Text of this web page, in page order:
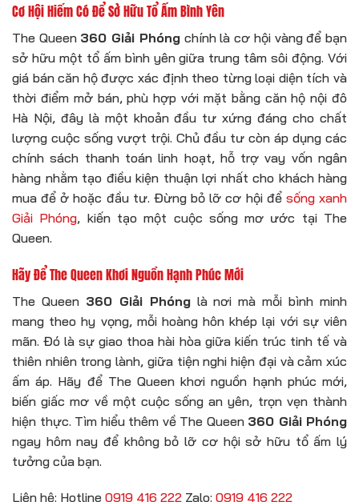
Cơ Hội Hiếm Có Để Sở Hữu Tổ Ấm Bình Yên
The Queen 360 Giải Phóngchính là cơ hội vàng để bạn
sở hữu một tổ ấm bình yên giữa trung tâm sôi động. Với
giá bán căn hộ được xác định theo từng loại diện tích và
thời điểm mở bán, phù hợp với mặt bằng căn hộ nội đô
Hà Nội, đây là một khoản đầu tư xứng đáng cho chất
lượng cuộc sống vượt trội. Chủ đầu tư còn áp dụng các
chính sách thanh toán linh hoạt, hỗ trợ vay vốn ngân
hàng nhằm tạo điều kiện thuận lợi nhất cho khách hàng
mua để ở hoặc đầu tư. Đừng bỏ lỡ cơ hội để sống xanh
Giải Phóng, kiến tạo một cuộc sống mơ ước tại The
Queen.
Hãy Để The Queen Khơi Nguồn Hạnh Phúc Mới
The Queen 360 Giải Phónglà nơi mà mỗi bình minh
mang theo hy vọng, mỗi hoàng hôn khép lại với sự viên
mãn. Đó là sự giao thoa hài hòa giữa kiến trúc tinh tế và
thiên nhiên trong lành, giữa tiện nghi hiện đại và cảm xúc
ấm áp. Hãy để The Queen khơi nguồn hạnh phúc mới,
biến giấc mơ về một cuộc sống an yên, trọn vẹn thành
hiện thực. Tìm hiểu thêm về The Queen 360 Giải Phóng
ngay hôm nay để không bỏ lỡ cơ hội sở hữu tổ ấm lý
tưởng của bạn.
Liên hệ: Hotline 0919 416 222 Zalo: 0919 416 222